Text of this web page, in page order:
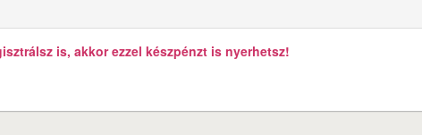
is, akkor ezzel készpénzt is nyerhetsz!